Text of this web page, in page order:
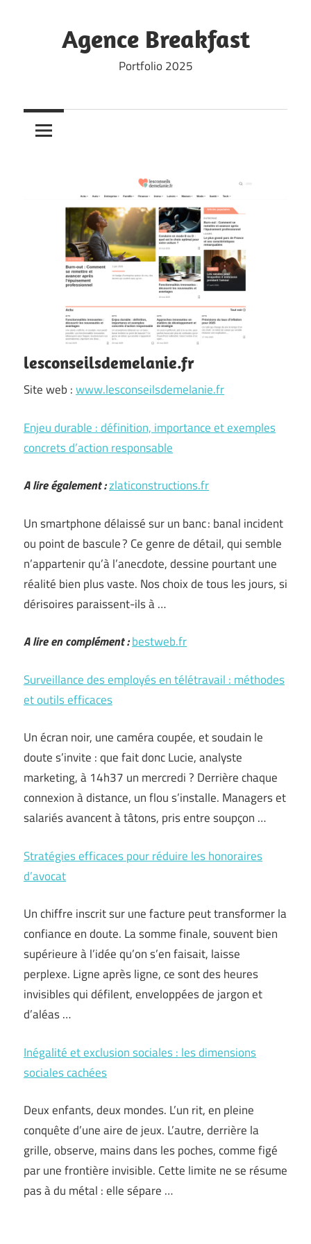
Agence Breakfast
Portfolio 2025
lesconseilsdemelanie.fr
Site web :www.lesconseilsdemelanie.fr
Enjeu durable : définition, importance et exemples
concrets d’action responsable
A lire également :zlaticonstructions.fr
Un smartphone délaissé sur un banc : banal incident
ou point de bascule ? Ce genre de détail, qui semble
n’appartenir qu’à l’anecdote, dessine pourtant une
réalité bien plus vaste. Nos choix de tous les jours, si
dérisoires paraissent-ils à …
A lire en complément :bestweb.fr
Surveillance des employés en télétravail : méthodes
et outils efficaces
Un écran noir, une caméra coupée, et soudain le
doute s’invite : que fait donc Lucie, analyste
marketing, à 14h37 un mercredi ? Derrière chaque
connexion à distance, un flou s’installe. Managers et
salariés avancent à tâtons, pris entre soupçon …
Stratégies efficaces pour réduire les honoraires
d’avocat
Un chiffre inscrit sur une facture peut transformer la
confiance en doute. La somme finale, souvent bien
supérieure à l’idée qu’on s’en faisait, laisse
perplexe. Ligne après ligne, ce sont des heures
invisibles qui défilent, enveloppées de jargon et
d’aléas …
Inégalité et exclusion sociales : les dimensions
sociales cachées
Deux enfants, deux mondes. L’un rit, en pleine
conquête d’une aire de jeux. L’autre, derrière la
grille, observe, mains dans les poches, comme figé
par une frontière invisible. Cette limite ne se résume
pas à du métal : elle sépare …